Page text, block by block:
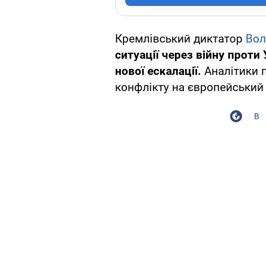
Кремлівський диктатор
ситуації через війну
нової ескалації. Аналітики
конфлікту на